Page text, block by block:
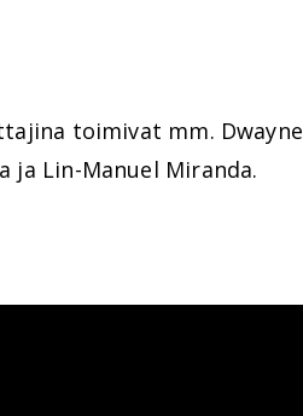
toimivat mm. Dwayne
ja Lin-Manuel Miranda.